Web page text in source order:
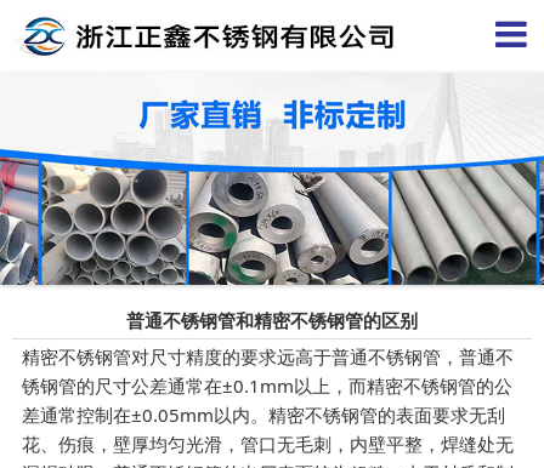
普通不锈钢管和精密不锈钢管的区别
精密不锈钢管对尺寸精度的要求远高于普通不锈钢管 ，普通不
锈钢管的尺寸公差通常在±0.1mm以上，而精密不锈钢管的公
差通常控制在±0.05mm以内。精密不锈钢管的表面要求无刮
花、伤痕，壁厚均匀光滑，管口无毛刺，内壁平整，焊缝处无